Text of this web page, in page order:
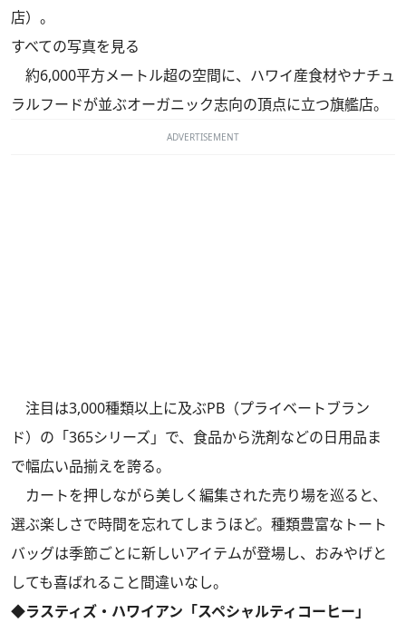
店）。
すべての写真を見る
約6,000平方メートル超の空間に、ハワイ産食材やナチュ
ラルフードが並ぶオーガニック志向の頂点に立つ旗艦店。
ADVERTISEMENT
注目は3,000種類以上に及ぶPB（プライベートブラン
ド）の「365シリーズ」で、食品から洗剤などの日用品ま
で幅広い品揃えを誇る。
カートを押しながら美しく編集された売り場を巡ると、
選ぶ楽しさで時間を忘れてしまうほど。種類豊富なトート
バッグは季節ごとに新しいアイテムが登場し、おみやげと
しても喜ばれること間違いなし。
◆ラスティズ・ハワイアン「スペシャルティコーヒー」